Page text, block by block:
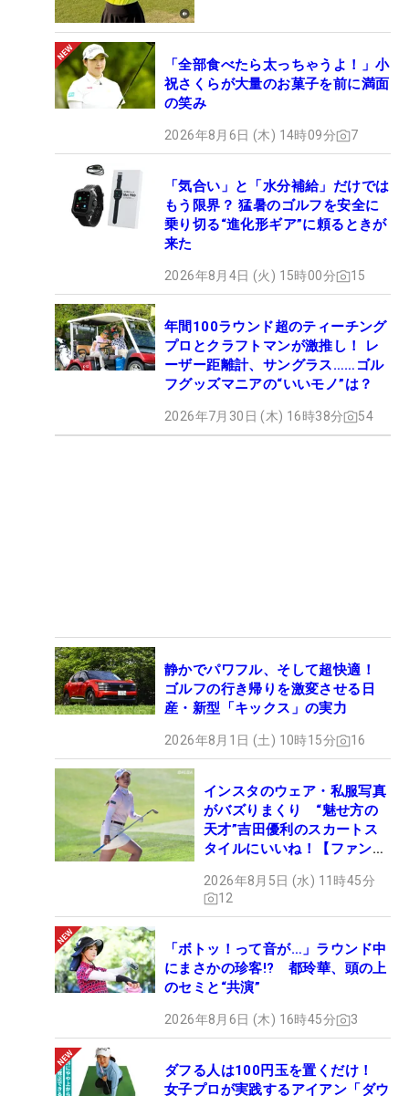
「全部食べたら太っちゃうよ！」小
祝さくらが大量のお菓子を前に満面
の笑み
2026年8月6日 (木) 14時09分 7
「気合い」と「水分補給」だけでは
もう限界？ 猛暑のゴルフを安全に
乗り切る“進化形ギア”に頼るときが
来た
2026年8月4日 (火) 15時00分 15
年間100ラウンド超のティーチング
プロとクラフトマンが激推し！ レ
ーザー距離計、サングラス……ゴル
フグッズマニアの“いいモノ”は？
2026年7月30日 (木) 16時38分 54
静かでパワフル、そして超快適！
ゴルフの行き帰りを激変させる日
産・新型「キックス」の実力
2026年8月1日 (土) 10時15分 16
インスタのウェア・私服写真
がバズりまくり “魅せ方の
天才”吉田優利のスカートス
タイルにいいね！【ファンが
2026年8月5日 (水) 11時45分
12
「ボトッ！って音が…」ラウンド中
にまさかの珍客!? 都玲華、頭の上
のセミと“共演”
2026年8月6日 (木) 16時45分 3
ダフる人は100円玉を置くだけ！
女子プロが実践するアイアン「ダウ